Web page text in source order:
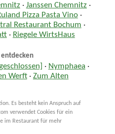
· Janssen Chemnitz·
Pizza Pasta Vino·
Restaurant Bochum ·
· Riegele WirtsHaus
entdecken
· Nymphaea ·
Werft· Zum Alten
Es besteht kein Anspruch auf
verwendet Cookies für ein
im Restaurant für mehr